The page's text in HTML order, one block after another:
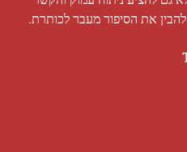
את הסיפור מעבר לכותרת.